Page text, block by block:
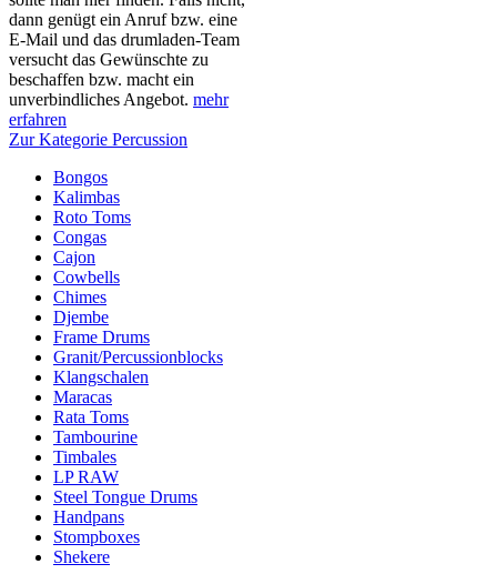
dann genügt ein Anruf bzw. eine
E-Mail und das drumladen-Team
versucht das Gewünschte zu
beschaffen bzw. macht ein
unverbindliches Angebot. mehr
erfahren
Zur Kategorie Percussion
Bongos
Kalimbas
Roto Toms
Congas
Cajon
Cowbells
Chimes
Djembe
Frame Drums
Granit/Percussionblocks
Klangschalen
Maracas
Rata Toms
Tambourine
Timbales
LP RAW
Steel Tongue Drums
Handpans
Stompboxes
Shekere